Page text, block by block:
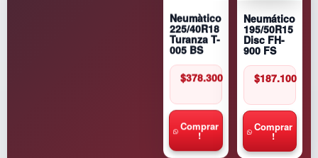
Neumàtico
225/40R18
Turanza T-
005 BS
$378.300
Comprar
!
Neumático
195/50R15
Disc FH-
900 FS
$187.100
Comprar
!